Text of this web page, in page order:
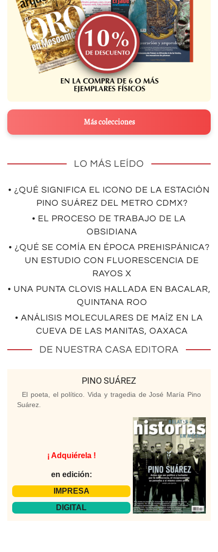
Más colecciones
LO MÁS LEÍDO
• ¿QUÉ SIGNIFICA EL ICONO DE LA ESTACIÓN
PINO SUÁREZ DEL METRO CDMX?
• EL PROCESO DE TRABAJO DE LA
OBSIDIANA
• ¿QUÉ SE COMÍA EN ÉPOCA PREHISPÁNICA?
UN ESTUDIO CON FLUORESCENCIA DE
RAYOS X
• UNA PUNTA CLOVIS HALLADA EN BACALAR,
QUINTANA ROO
• ANÁLISIS MOLECULARES DE MAÍZ EN LA
CUEVA DE LAS MANITAS, OAXACA
DE NUESTRA CASA EDITORA
PINO SUÁREZ
El poeta, el político. Vida y tragedia de José María Pino
Suárez.
¡ Adquiérela !
en edición:
IMPRESA
DIGITAL